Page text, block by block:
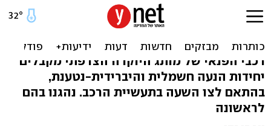
DS3 ו-DS7 (נהיגה ראשונה) -
בדרך החשמל
רכבי הפנאי של מותג היוקרה הצרפתי מקבלים
יחידות הנעה חשמלית והיברידית-נטענת,
בהתאם לצו השעה בתעשיית הרכב. נהגנו בהם
לראשונה